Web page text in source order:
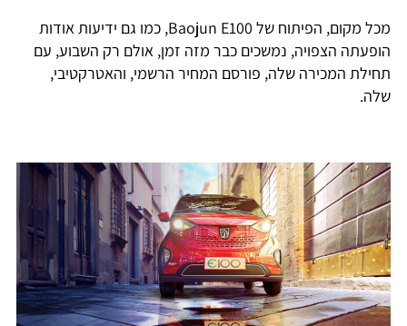
מכל מקום, הפיתוח של Baojun E100, כמו גם ידיעות אודות
הופעתה הצפויה, נמשכים כבר מזה זמן, אולם רק השבוע, עם
תחילת המכירה שלה, פורסם המחיר הרשמי, והאטרקטיבי,
שלה.